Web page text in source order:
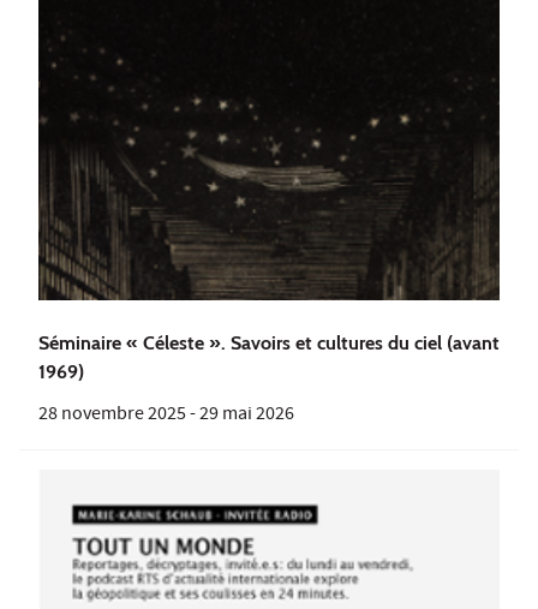
Séminaire « Céleste ». Savoirs et cultures du ciel (avant
1969)
28 novembre 2025-29 mai 2026